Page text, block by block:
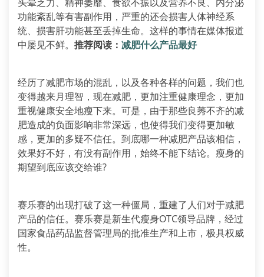
功能紊乱等有害副作用，严重的还会损害人体神经系
统、损害肝功能甚至丢掉生命。这样的事情在媒体报道
中屡见不鲜。 推荐阅读： 减肥什么产品最好
经历了减肥市场的混乱，以及各种各样的问题，我们也
变得越来月理智，现在减肥，更加注重健康理念，更加
重视健康安全地瘦下来。可是，由于那些良莠不齐的减
肥造成的负面影响非常深远，也使得我们变得更加敏
感，更加的多疑不信任。到底哪一种减肥产品该相信，
效果好不好，有没有副作用，始终不能下结论。瘦身的
期望到底应该交给谁?
赛乐赛的出现打破了这一种僵局，重建了人们对于减肥
产品的信任。赛乐赛是新生代瘦身OTC领导品牌，经过
国家食品药品监督管理局的批准生产和上市，极具权威
性。